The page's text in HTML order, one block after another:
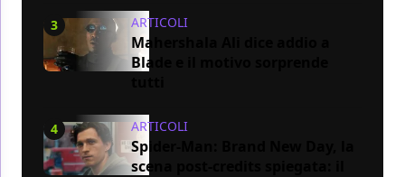
3 ARTICOLI
Mahershala Ali dice addio a
Blade e il motivo sorprende
4 ARTICOLI
Spider-Man: Brand New Day, la
scena post-credits spiegata: il